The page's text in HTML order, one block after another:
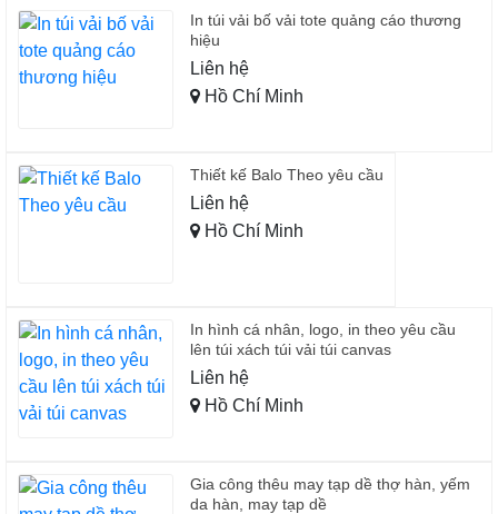
In túi vải bố vải tote quảng cáo thương
hiệu
Liên hệ
Hồ Chí Minh
Thiết kế Balo Theo yêu cầu
Liên hệ
Hồ Chí Minh
In hình cá nhân, logo, in theo yêu cầu
lên túi xách túi vải túi canvas
Liên hệ
Hồ Chí Minh
Gia công thêu may tạp dề thợ hàn, yếm
da hàn, may tạp dề